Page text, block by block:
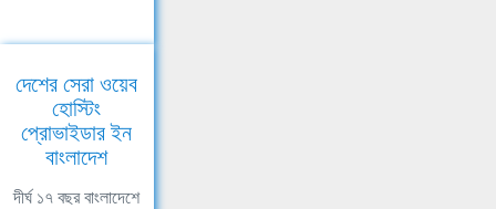
দেশের সেরা ওয়েব
হোস্টিং
প্রোভাইডার ইন
বাংলাদেশ
দীর্ঘ ১৭ বছর বাংলাদেশে